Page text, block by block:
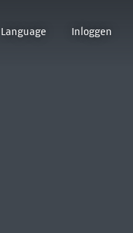
Language Inloggen